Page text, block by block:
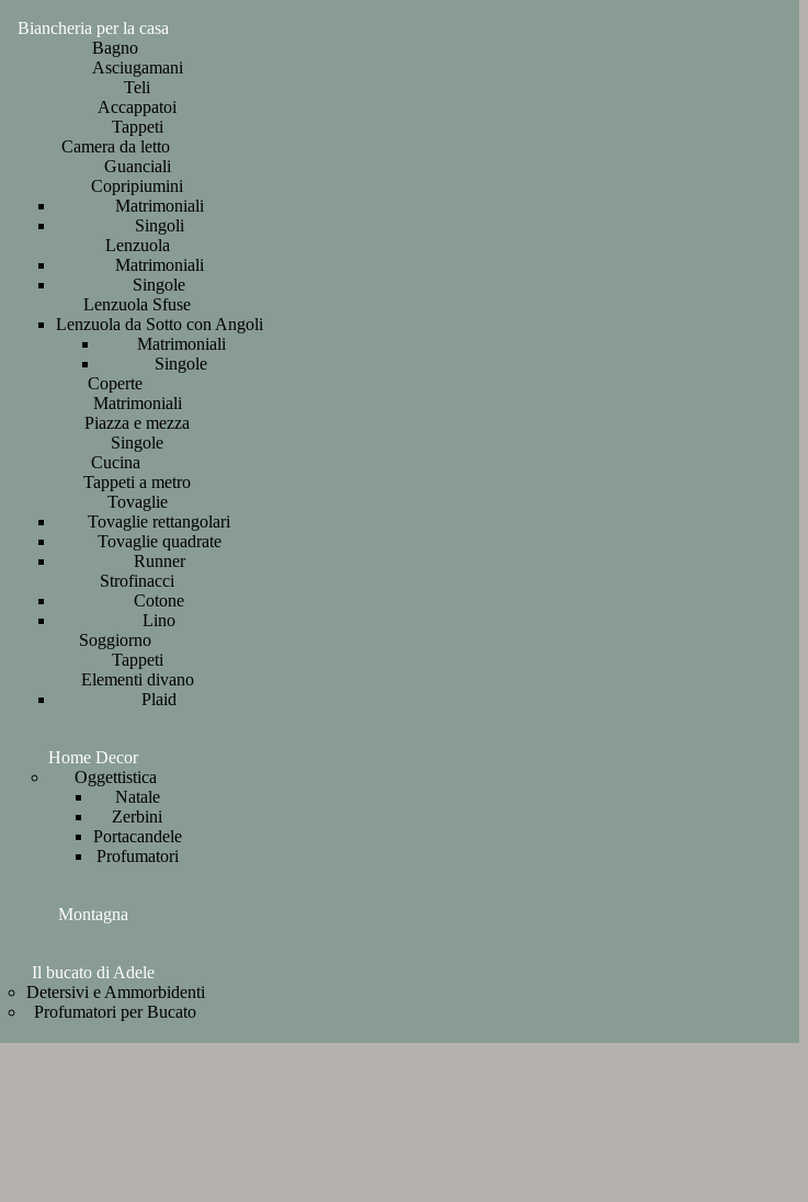
Biancheria per la casa
Bagno
Asciugamani
Teli
Accappatoi
Tappeti
Camera da letto
Guanciali
Copripiumini
Matrimoniali
Singoli
Lenzuola
Matrimoniali
Singole
Lenzuola Sfuse
Lenzuola da Sotto con Angoli
Matrimoniali
Singole
Coperte
Matrimoniali
Piazza e mezza
Singole
Cucina
Tappeti a metro
Tovaglie
Tovaglie rettangolari
Tovaglie quadrate
Runner
Strofinacci
Cotone
Lino
Soggiorno
Tappeti
Elementi divano
Plaid
Home Decor
Oggettistica
Natale
Zerbini
Portacandele
Profumatori
Montagna
Il bucato di Adele
Detersivi e Ammorbidenti
Profumatori per Bucato